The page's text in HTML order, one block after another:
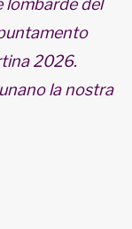
lombarde del
2026.
la nostra